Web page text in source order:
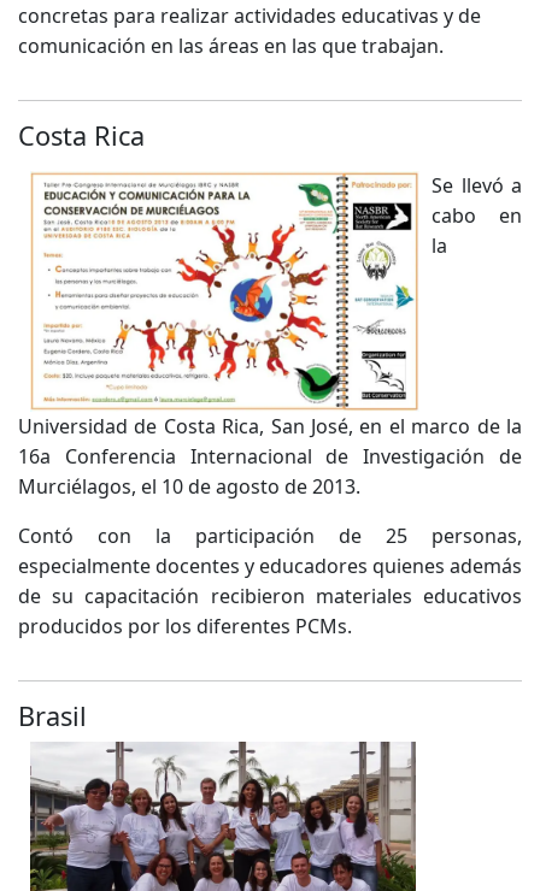
concretas para realizar actividades educativas y de
comunicación en las áreas en las que trabajan.
Costa Rica
Se llevó a
cabo en
la
Universidad de Costa Rica, San José, en el marco de la
16a Conferencia Internacional de Investigación de
Murciélagos, el 10 de agosto de 2013.
Contó con la participación de 25 personas,
especialmente docentes y educadores quienes además
de su capacitación recibieron materiales educativos
producidos por los diferentes PCMs.
Brasil